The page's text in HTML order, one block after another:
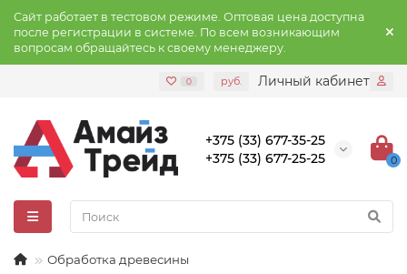
Сайт работает в тестовом режиме. Оптовая цена доступна
после регистрации в системе. По всем возникающим
вопросам обращайтесь к своему менеджеру.
0 руб. Личный кабинет
+375 (33) 677-35-25
+375 (33) 677-25-25
0
Обработка древесины